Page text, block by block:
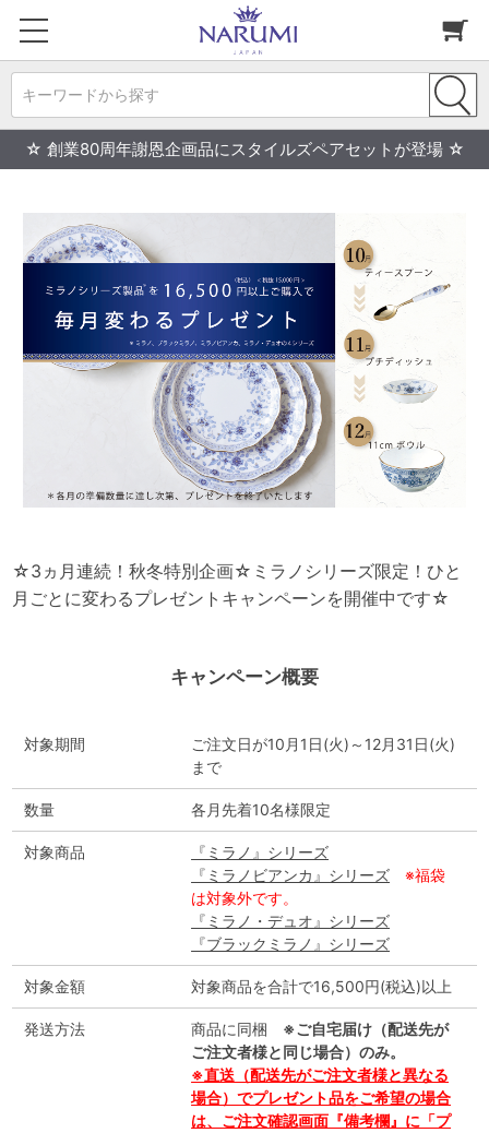
キーワードから探す
☆ 創業80周年謝恩企画品にスタイルズペアセットが登場 ☆
☆3ヵ月連続！秋冬特別企画☆ ミラノシリーズ限定！ひと
月ごとに変わるプレゼントキャンペーンを開催中です☆
キャンペーン概要
対象期間
ご注文日が10月1日(火)～12月31日(火)
まで
数量 各月先着10名様限定
対象商品
『ミラノ』シリーズ
『ミラノビアンカ』シリーズ
※福袋
は対象外です。
『ミラノ・デュオ』シリーズ
『ブラックミラノ』シリーズ
対象金額 対象商品を合計で16,500円(税込)以上
発送方法 商品に同梱 ※ご自宅届け（配送先が
ご注文者様と同じ場合）のみ。
※直送（配送先がご注文者様と異なる
場合）でプレゼント品をご希望の場合
は、ご注文確認画面『備考欄』に「プ